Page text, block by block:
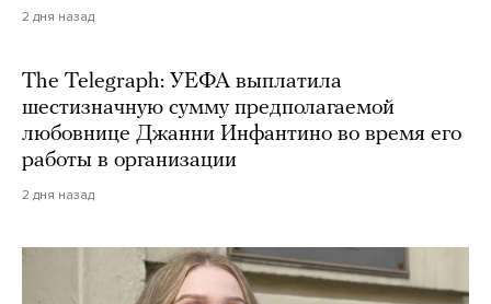
2 дня назад
The Telegraph: УЕФА выплатила
шестизначную сумму предполагаемой
любовнице Джанни Инфантино во время его
работы в организации
2 дня назад